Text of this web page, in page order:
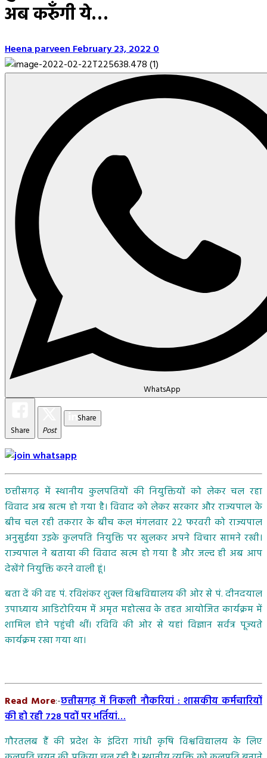
अब करुँगी ये…
Heena parveenFebruary 23, 20220
WhatsApp
Share Post
Share
छत्तीसगढ़ में स्थानीय कुलपतियों की नियुक्तियों को लेकर चल रहा
विवाद अब खत्‍म हो गया है। विवाद को लेकर सरकार और राज्यपाल के
बीच चल रही तकरार के बीच कल मंगलवार 22 फरवरी को राज्यपाल
अनुसुईया उइके कुलपति नियुक्ति पर खुलकर अपने विचार सामने रखी।
राज्यपाल ने बताया की विवाद खत्म हो गया है और जल्द ही अब आप
देखेंगे नियुक्ति करने वाली हूं।
बता दें की वह पं. रविशंकर शुक्ल विश्वविद्यालय की ओर से पं. दीनदयाल
उपाध्याय आडिटोरियम में अमृत महोत्सव के तहत आयोजित कार्यक्रम में
शामिल होने पहुंची थीं। रविवि की ओर से यहां विज्ञान सर्वत्र पूज्यते
कार्यक्रम रखा गया था।
Read More:-छत्तीसगढ़ में निकली नौकरियां : शासकीय कर्मचारियों
की हो रही 728 पदों पर भर्तियां…
गौरतलब हैं की प्रदेश के इंदिरा गांधी कृषि विश्वविद्यालय के लिए